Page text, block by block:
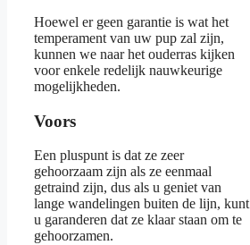
Hoewel er geen garantie is wat het
temperament van uw pup zal zijn,
kunnen we naar het ouderras kijken
voor enkele redelijk nauwkeurige
mogelijkheden.
Voors
Een pluspunt is dat ze zeer
gehoorzaam zijn als ze eenmaal
getraind zijn, dus als u geniet van
lange wandelingen buiten de lijn, kunt
u garanderen dat ze klaar staan om te
gehoorzamen.